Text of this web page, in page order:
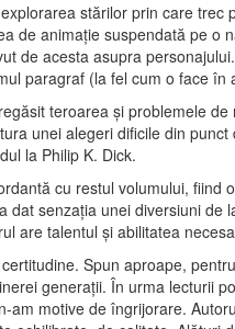
stărilor prin care
de animaţie suspendată pe o
de acesta asupra
paragraf (la fel cum o face în
teroarea şi problemele
unei alegeri dificile din punct
la Philip K. Dick.
cu restul volumului, fiind
senzaţia unei diversiuni
are talentul şi abilitatea
Spun aproape,
generaţii. În urma lecturii
am motive de îngrijorare.